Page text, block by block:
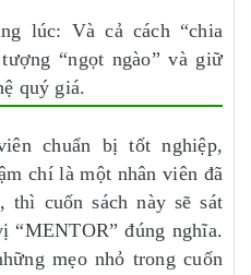
lúc: Và cả cách “chia
“ngọt ngào” và giữ
quý giá.
chuẩn bị tốt nghiệp,
chí là một nhân viên đã
thì cuốn sách này sẽ sát
“MENTOR” đúng nghĩa.
mẹo nhỏ trong cuốn